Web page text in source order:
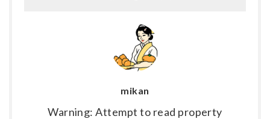
mikan
Warning: Attempt to read property